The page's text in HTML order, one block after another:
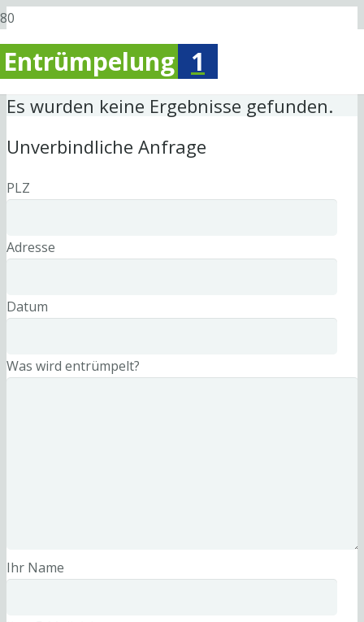
Entrümpelung 1
Es wurden keine Ergebnisse gefunden.
Unverbindliche Anfrage
PLZ
Adresse
Datum
Was wird entrümpelt?
Ihr Name